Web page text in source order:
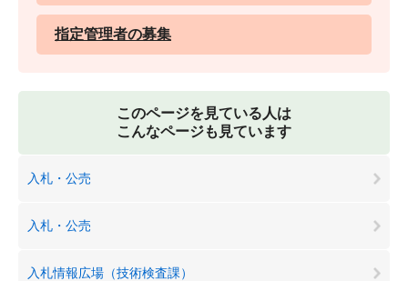
指定管理者の募集
このページを見ている人は
こんなページも見ています
入札・公売
入札・公売
入札情報広場（技術検査課）